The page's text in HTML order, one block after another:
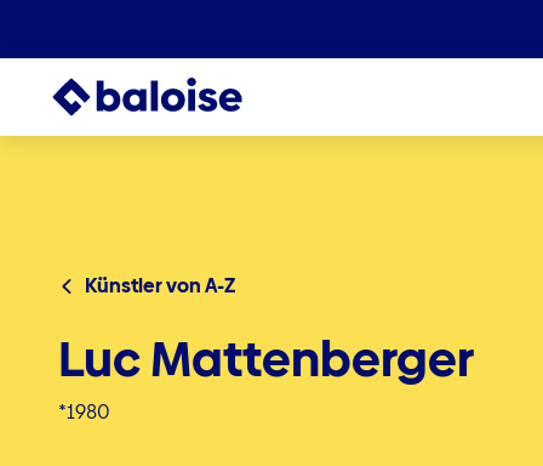
Künstler von A-Z
Luc Mattenberger
*1980